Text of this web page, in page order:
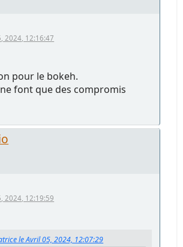
2024, 12:16:47
pour le bokeh.
font que des compromis
2024, 12:19:59
le Avril 05, 2024, 12:07:29